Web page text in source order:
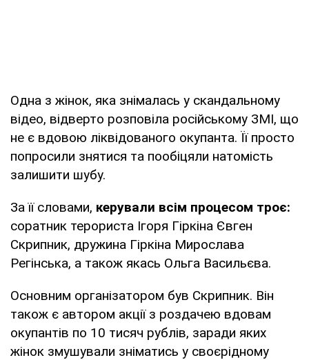
Одна з жінок, яка знімалась у скандальному
відео, відверто розповіла російському ЗМІ, що
не є вдовою ліквідованого окупанта. Її просто
попросили знятися та пообіцяли натомість
залишити шубу.
За її словами, керували всім процесом троє:
соратник терориста Ігоря Гіркіна Євген
Скрипник, дружина Гіркіна Мирослава
Регінська, а також якась Ольга Васильєва.
Основним організатором був Скрипник. Він
також є автором акції з роздачею вдовам
окупантів по 10 тисяч рублів, заради яких
жінок змушували зніматись у своєрідному